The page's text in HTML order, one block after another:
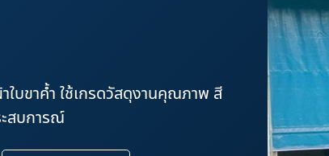
บขาค้ำ ใช้เกรดวัสดุงานคุณภาพ สี
สบการณ์